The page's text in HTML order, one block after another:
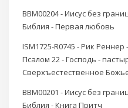
BBM00204 - Иисус без
Библия - Первая любовь
ISM1725-R0745 - Рик
Псалом 22 - Господь -
Сверхъестественное
BBM00201 - Иисус без
Библия - Книга Притч